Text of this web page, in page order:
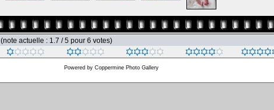
(note actuelle : 1.7 / 5 pour 6 votes)
Powered by Coppermine Photo Gallery